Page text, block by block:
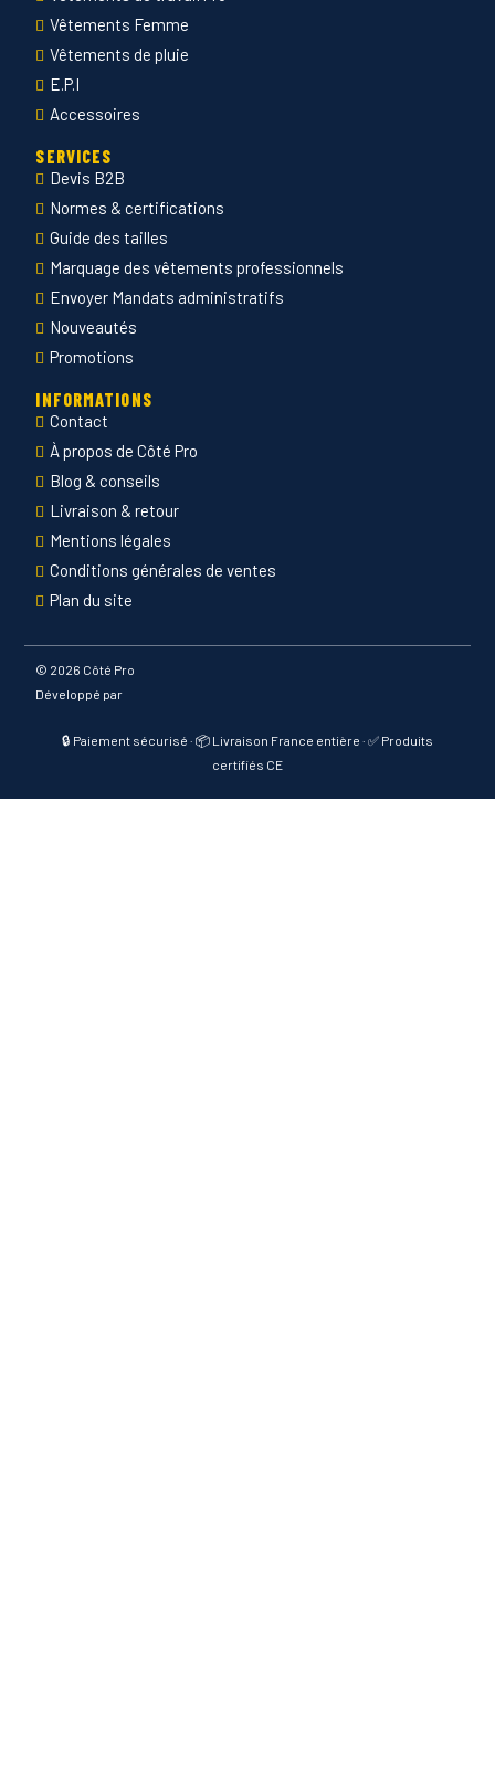
Vêtements Femme
Vêtements de pluie
E.P.I
Accessoires
SERVICES
Devis B2B
Normes & certifications
Guide des tailles
Marquage des vêtements professionnels
Envoyer Mandats administratifs
Nouveautés
Promotions
INFORMATIONS
Contact
À propos de Côté Pro
Blog & conseils
Livraison & retour
Mentions légales
Conditions générales de ventes
Plan du site
© 2026 Côté Pro
Développé par
🔒 Paiement sécurisé · 📦 Livraison France entière · ✅ Produits
certifiés CE